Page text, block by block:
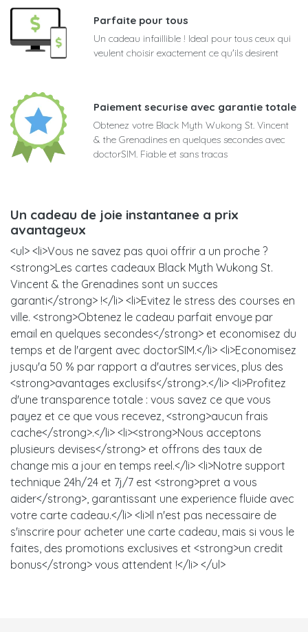
Parfaite pour tous
Un cadeau infaillible ! Ideal pour tous ceux qui
veulent choisir exactement ce qu'ils desirent
Paiement securise avec garantie totale
Obtenez votre Black Myth Wukong St. Vincent
& the Grenadines en quelques secondes avec
doctorSIM. Fiable et sans tracas
Un cadeau de joie instantanee a prix
avantageux
<ul> <li>Vous ne savez pas quoi offrir a un proche ?
<strong>Les cartes cadeaux Black Myth Wukong St.
Vincent & the Grenadines sont un succes
garanti</strong> !</li> <li>Evitez le stress des courses en
ville. <strong>Obtenez le cadeau parfait envoye par
email en quelques secondes</strong> et economisez du
temps et de l'argent avec doctorSIM.</li> <li>Economisez
jusqu'a 50 % par rapport a d'autres services, plus des
<strong>avantages exclusifs</strong>.</li> <li>Profitez
d'une transparence totale : vous savez ce que vous
payez et ce que vous recevez, <strong>aucun frais
cache</strong>.</li> <li><strong>Nous acceptons
plusieurs devises</strong> et offrons des taux de
change mis a jour en temps reel.</li> <li>Notre support
technique 24h/24 et 7j/7 est <strong>pret a vous
aider</strong>, garantissant une experience fluide avec
votre carte cadeau.</li> <li>Il n'est pas necessaire de
s'inscrire pour acheter une carte cadeau, mais si vous le
faites, des promotions exclusives et <strong>un credit
bonus</strong> vous attendent !</li> </ul>